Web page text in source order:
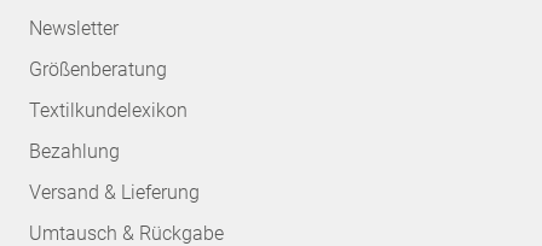
Newsletter
Größenberatung
Textilkundelexikon
Bezahlung
Versand & Lieferung
Umtausch & Rückgabe